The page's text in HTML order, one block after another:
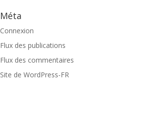
Méta
Connexion
Flux des publications
Flux des commentaires
Site de WordPress-FR